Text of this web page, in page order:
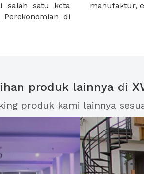
salah satu kota
di
manufaktur,
produk lainnya di
produk kami lainnya